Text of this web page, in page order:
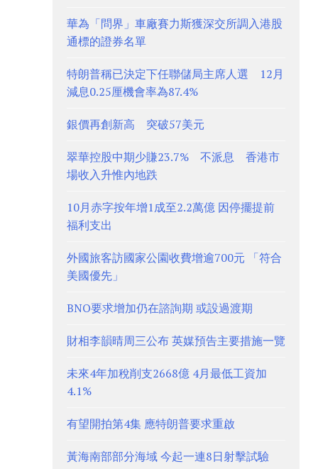
華為「問界」車廠賽力斯獲深交所調入港股
通標的證券名單
特朗普稱已決定下任聯儲局主席人選 12月
減息0.25厘機會率為87.4%
銀價再創新高 突破57美元
翠華控股中期少賺23.7% 不派息 香港市
場收入升惟內地跌
10月赤字按年增1成至2.2萬億 因停擺提前
福利支出
外國旅客訪國家公園收費增逾700元 「符合
美國優先」
BNO要求增加仍在諮詢期 或設過渡期
財相李韻晴周三公布 英媒預告主要措施一覽
未來4年加稅削支2668億 4月最低工資加
4.1%
有望開拍第4集 應特朗普要求重啟
黃海南部部分海域 今起一連8日射擊試驗